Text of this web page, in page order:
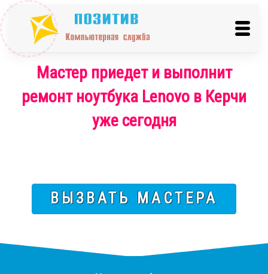
Мастер приедет и выполнит
ремонт ноутбука Lenovo в Керчи
уже сегодня
ВЫЗВАТЬ МАСТЕРА